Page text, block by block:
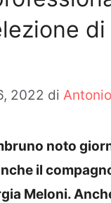
2022 di
noto
il
Meloni.